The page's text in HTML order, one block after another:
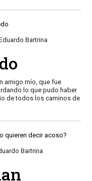
Bartrina
amigo mío, que fue
lo que pudo haber
de todos los caminos de
Bartrina